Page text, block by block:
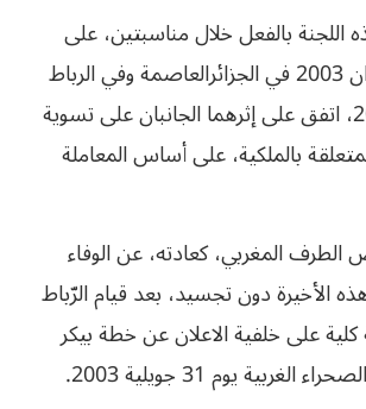
بالفعل خلال مناسبتين، على
التوالي في 25 جوان 2003 في الجزائرالعاصمة وفي الرباط
يوم 21 جوان 2003، اتفق على إثرهما الجانبان على تسوية
بالملكية، على أساس المعاملة
المغربي، كعادته، عن الوفاء
الأخيرة دون تجسيد، بعد قيام الرّباط
كلية على خلفية الاعلان عن خطة بيكر
يوم 31 جويلية 2003.